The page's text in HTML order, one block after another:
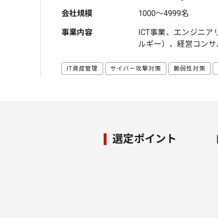
会社規模 1000～4999名
事業内容
ICT事業、エンジニア
ルギー）、経営コン
IT資産管理 サイバー攻撃対策 脆弱性対策
選定ポイント